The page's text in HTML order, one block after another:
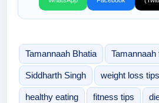
Tamannaah Bhatia Tamannaah
Siddharth Singh weight loss tips
healthy eating fitness tips